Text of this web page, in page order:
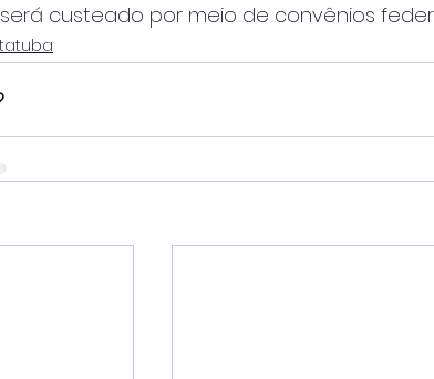
custeado por meio de convênios